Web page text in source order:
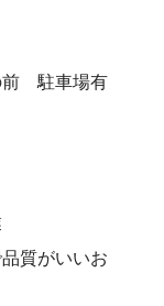
前 駐車場有
質がいいお